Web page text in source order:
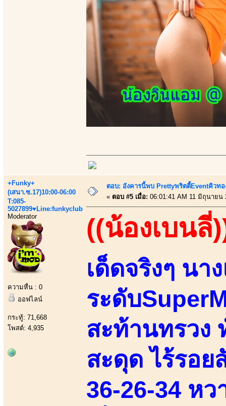
+Funky+
(เสนา.ซ.17)10:00-06:00
T:085-
5027899♥Line:funkyclub
Moderator
ความหื่น : 0
ออฟไลน์
กระทู้: 71,668
โพสต์: 4,935
ตอบ: อังคารนี้พบ Prettyพริตตี้Eventคิวท
« ตอบ #5 เมื่อ: 06:01:41 AM 11 มิถุนายน
((น้องเบนลี่
เด็ดจริงๆ นา
ระดับ
สะท้านทรวง
สะดุด ไร้รอย
36-26-34 ห